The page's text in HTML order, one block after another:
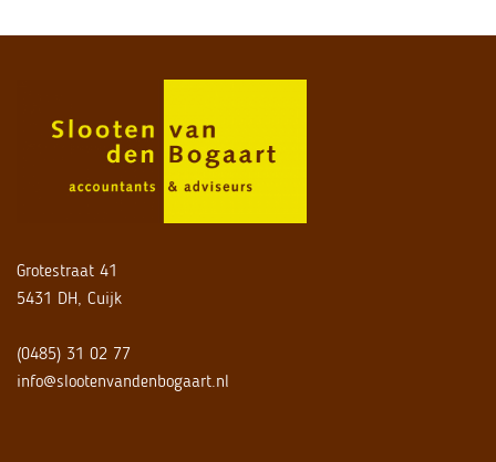
Grotestraat 41
5431 DH, Cuijk
(0485) 31 02 77
info@slootenvandenbogaart.nl